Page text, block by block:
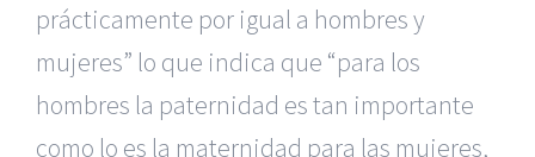
prácticamente por igual a hombres y
mujeres” lo que indica que “para los
hombres la paternidad es tan importante
como lo es la maternidad para las mujeres,
|Reclamación de Accidentes en Alicante| Reclamación